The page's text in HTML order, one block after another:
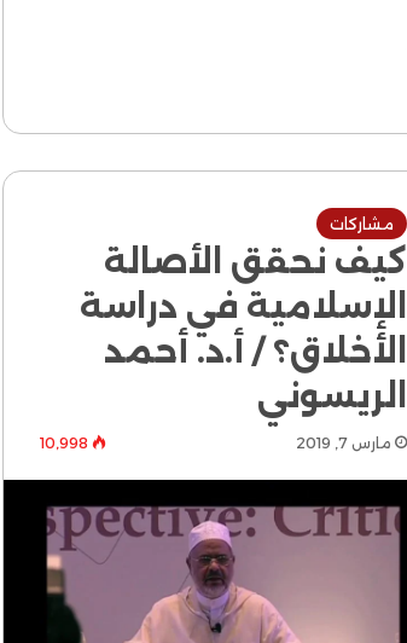
مشاركات
كيف نحقق الأصالة
الإسلامية في دراسة
الأخلاق؟ / أ.د. أحمد
الريسوني
مارس 7, 2019 10٬998